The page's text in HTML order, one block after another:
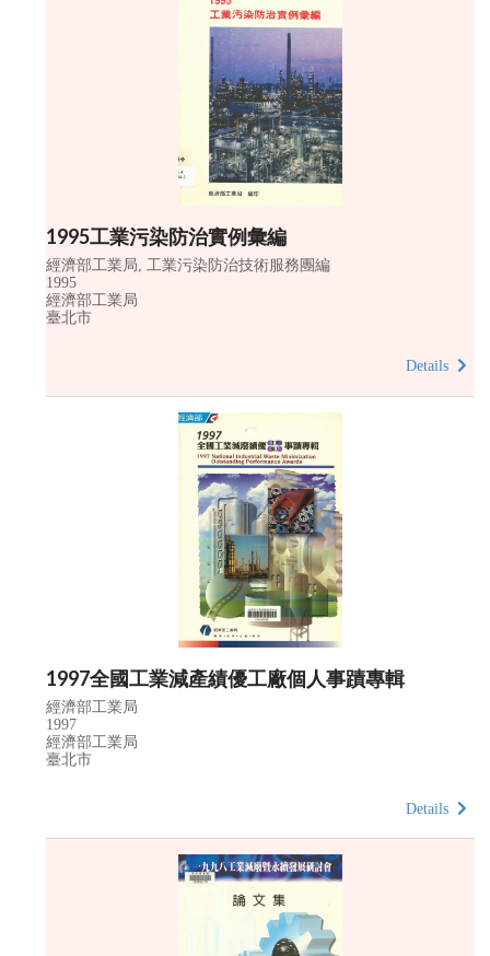
1995工業污染防治實例彙編
經濟部工業局, 工業污染防治技術服務團編
1995
經濟部工業局
臺北市
Details
1997全國工業減產績優工廠個人事蹟專輯
經濟部工業局
1997
經濟部工業局
臺北市
Details